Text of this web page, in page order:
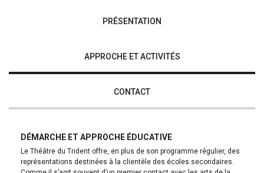
PRÉSENTATION
APPROCHE ET ACTIVITÉS
CONTACT
DÉMARCHE ET APPROCHE ÉDUCATIVE
Le Théâtre du Trident offre, en plus de son programme régulier, des
représentations destinées à la clientèle des écoles secondaires.